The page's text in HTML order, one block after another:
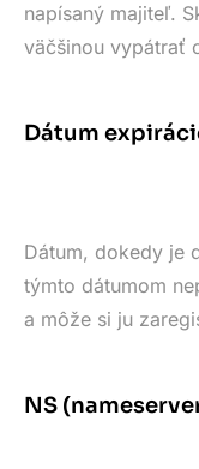
napísaný majiteľ.
väčšinou vypátrať
Dátum
Dátum, dokedy je
týmto dátumom
a môže si ju
NS